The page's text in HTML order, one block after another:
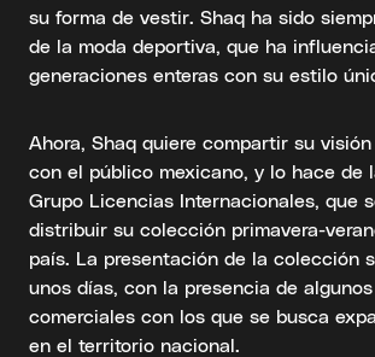
su forma de vestir. Shaq ha sido
de la moda deportiva, que ha
generaciones enteras con su estilo
Ahora, Shaq quiere compartir su
con el público mexicano, y lo hace de
Grupo Licencias Internacionales, que
distribuir su colección primavera-
país. La presentación de la colección
unos días, con la presencia de
comerciales con los que se busca
en el territorio nacional.